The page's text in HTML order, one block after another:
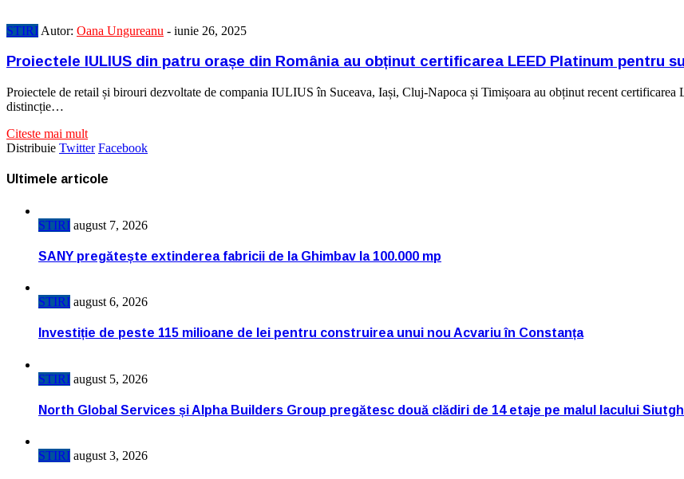
STIRI Autor: Oana Ungureanu - iunie 26, 2025
Proiectele IULIUS din patru orașe din România au obținut certificarea LEED Platinum pentru
Proiectele de retail și birouri dezvoltate de compania IULIUS în Suceava, Iași, Cluj-Napoca și Timișoara au obținut recent
distincție…
Citeste mai mult
Distribuie Twitter Facebook
Ultimele articole
STIRI august 7, 2026
SANY pregătește extinderea fabricii de la Ghimbav la 100.000 mp
STIRI august 6, 2026
Investiție de peste 115 milioane de lei pentru construirea unui nou Acvariu în Constanța
STIRI august 5, 2026
North Global Services și Alpha Builders Group pregătesc două clădiri de 14 etaje pe malul lacului
STIRI august 3, 2026